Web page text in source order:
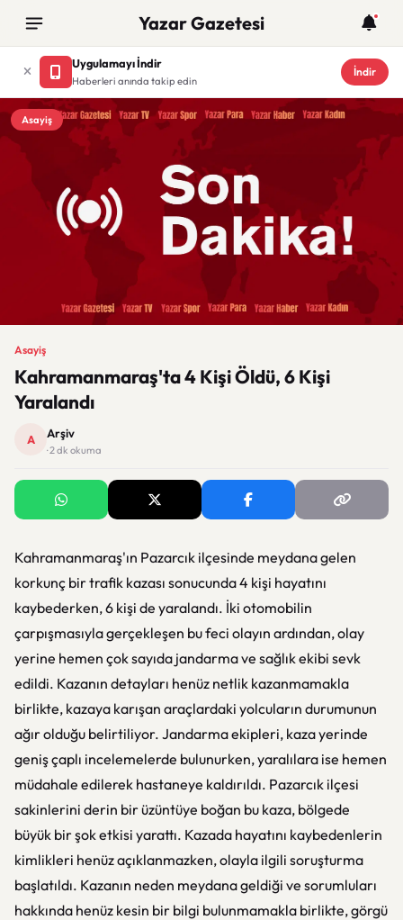
Yazar Gazetesi
Uygulamayı İndir
Haberleri anında takip edin
İndir
Asayiş
Asayiş
Kahramanmaraş'ta 4 Kişi Öldü, 6 Kişi
Yaralandı
A Arşiv
· 2 dk okuma
Kahramanmaraş'ın Pazarcık ilçesinde meydana gelen
korkunç bir trafik kazası sonucunda 4 kişi hayatını
kaybederken, 6 kişi de yaralandı. İki otomobilin
çarpışmasıyla gerçekleşen bu feci olayın ardından, olay
yerine hemen çok sayıda jandarma ve sağlık ekibi sevk
edildi. Kazanın detayları henüz netlik kazanmamakla
birlikte, kazaya karışan araçlardaki yolcuların durumunun
ağır olduğu belirtiliyor. Jandarma ekipleri, kaza yerinde
geniş çaplı incelemelerde bulunurken, yaralılara ise hemen
müdahale edilerek hastaneye kaldırıldı. Pazarcık ilçesi
sakinlerini derin bir üzüntüye boğan bu kaza, bölgede
büyük bir şok etkisi yarattı. Kazada hayatını kaybedenlerin
kimlikleri henüz açıklanmazken, olayla ilgili soruşturma
başlatıldı. Kazanın neden meydana geldiği ve sorumluları
hakkında henüz kesin bir bilgi bulunmamakla birlikte, görgü